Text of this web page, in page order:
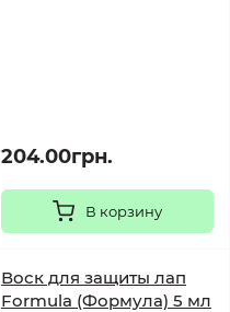
204.00грн.
В корзину
Воск для защиты лап
Formula (Формула) 5 мл